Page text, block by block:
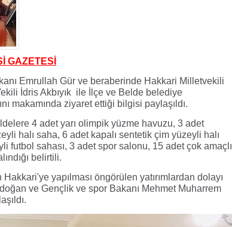
Esrar ele geçirildi
Ali Çelik Hakkari’de sevgi seli
GAZETESİ
Emrullah Gür ve beraberinde Hakkari Milletvekili
İdris Akbıyık ile İlçe ve Belde belediye
makamında ziyaret ettiği bilgisi paylaşıldı.
4 adet yarı olimpik yüzme havuzu, 3 adet
halı saha, 6 adet kapalı sentetik çim yüzeyli halı
futbol sahası, 3 adet spor salonu, 15 adet çok amaçlı
belirtili.
yapılması öngörülen yatırımlardan dolayı
ve Gençlik ve spor Bakanı Mehmet Muharrem